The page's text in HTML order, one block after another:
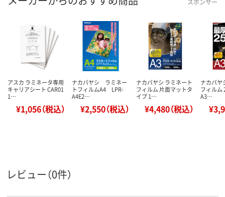
スポンサー
アスカ ラミネータ専用
キャリアシート CAR01
1…
¥1,056（税込）
ナカバヤシ ラミネー
トフィルムA4 LPR-
A4E2…
¥2,550（税込）
ナカバヤシ ラミネート
フィルム 片面マットタ
イプ 1…
¥4,480（税込）
ナカバヤ
フィルム
A3…
レビュー（0件）